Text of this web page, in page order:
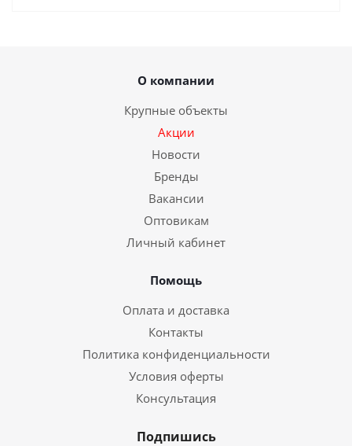
О компании
Крупные объекты
Акции
Новости
Бренды
Вакансии
Оптовикам
Личный кабинет
Помощь
Оплата и доставка
Контакты
Политика конфиденциальности
Условия оферты
Консультация
Подпишись